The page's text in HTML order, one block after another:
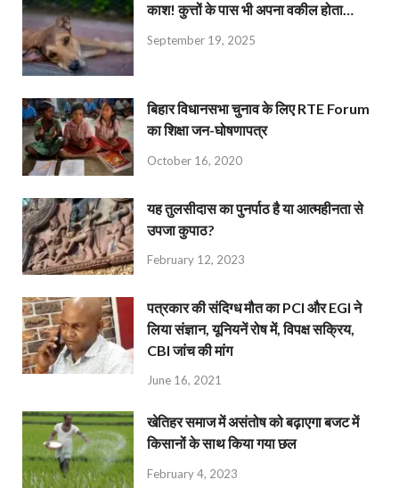
काश! कुत्तों के पास भी अपना वकील होता…
September 19, 2025
बिहार विधानसभा चुनाव के लिए RTE Forum
का शिक्षा जन-घोषणापत्र
October 16, 2020
यह तुलसीदास का पुनर्पाठ है या आत्महीनता से
उपजा कुपाठ?
February 12, 2023
पत्रकार की संदिग्ध मौत का PCI और EGI ने
लिया संज्ञान, यूनियनें रोष में, विपक्ष सक्रिय,
CBI जांच की मांग
June 16, 2021
खेतिहर समाज में असंतोष को बढ़ाएगा बजट में
किसानों के साथ किया गया छल
February 4, 2023